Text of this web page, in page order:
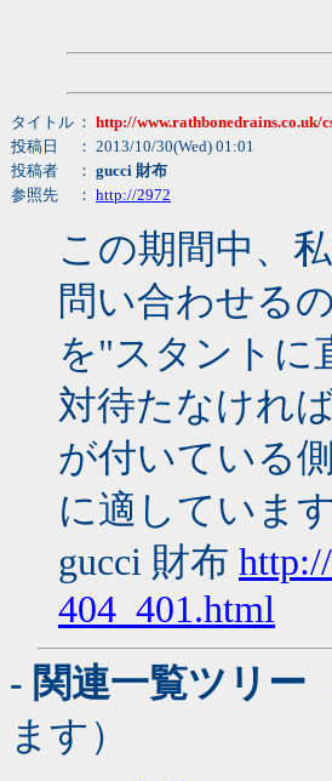
タイトル ： http://www.rathbonedrains.co.uk/
投稿日
： 2013/10/30(Wed) 01:01
投稿者
： gucci 財布
参照先
： http://2972
この期間中、
問い合わせる
を"スタントに
対待たなけれ
が付いている
に適しています
gucci 財布
404_401.html
- 関連一覧ツリー
ます）